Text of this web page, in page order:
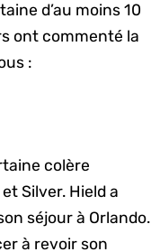
d’au moins 10
ont commenté la
:
colère
Silver. Hield a
séjour à Orlando.
à revoir son